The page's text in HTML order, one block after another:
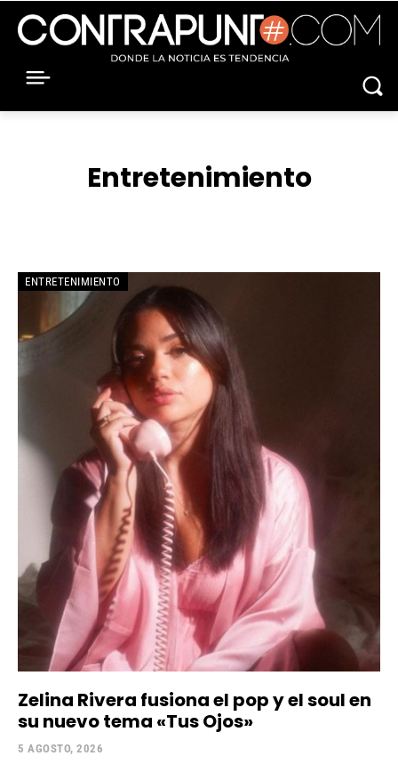
Entretenimiento
ENTRETENIMIENTO
Zelina Rivera fusiona el pop y el soul en
su nuevo tema «Tus Ojos»
5 AGOSTO, 2026